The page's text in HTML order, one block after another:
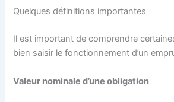
Quelques définitions importantes
Il est important de comprendre
bien saisir le fonctionnement d’un
Valeur nominale d’une obligation